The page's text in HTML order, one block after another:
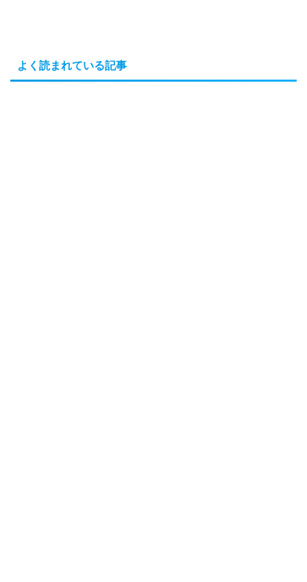
よく読まれている記事